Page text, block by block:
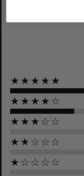
★★★★★
★★★★☆
★★★☆☆
★★☆☆☆
★☆☆☆☆